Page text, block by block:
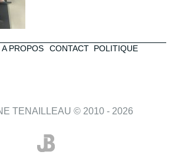
A PROPOS CONTACT POLITIQUE
TENAILLEAU © 2010 - 2026